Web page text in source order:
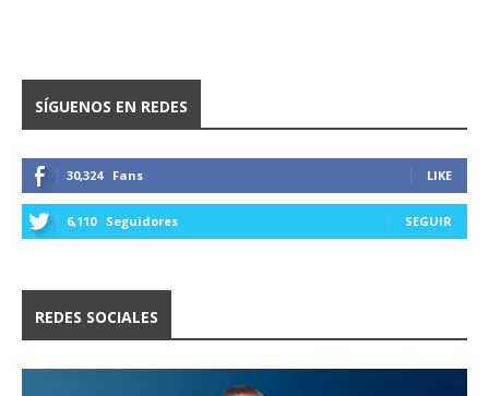
SÍGUENOS EN REDES
30,324 Fans LIKE
6,110 Seguidores SEGUIR
REDES SOCIALES